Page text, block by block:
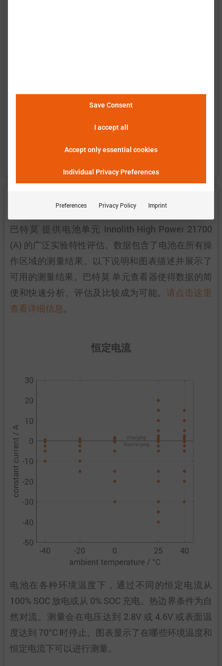
电池模型完成后发布。
(A) 数据
巴特莫 提供电池单元 Innolith High Power 21700
(A) 的广泛实验特性评估。数据包含了电池在所有操
作区域的测量结果。以下说明和图表描述并展示了
可用的测量结果。巴特莫 单元查看器使得数据的简
便和快速分析、评估及比较成为可能。 请点击这里
查看详细信息。
恒定电流
电池在各种环境温度下，通过不同的恒定电流从
100% SOC 放电或从 0% SOC 充电。热边界条件为自
然对流。测量会在电压达到 2.8V 或 4.6V 或表面温
度达到 70°C 时停止。图表显示了在哪些环境温度和
恒定电流下可以进行测量。
Save Consent
I accept all
Accept only essential cookies
Individual Privacy Preferences
Preferences Privacy Policy Imprint